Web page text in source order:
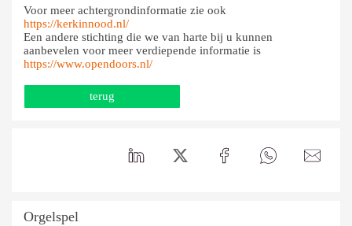
Voor meer achtergrondinformatie zie ook
https://kerkinnood.nl/
Een andere stichting die we van harte bij u kunnen
aanbevelen voor meer verdiepende informatie is
https://www.opendoors.nl/
terug
Orgelspel